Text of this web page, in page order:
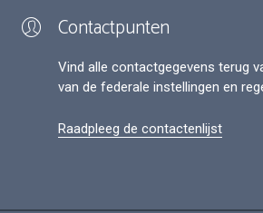
Contactpunten
Vind alle contactgegevens terug
van de federale instellingen en
Raadpleeg de contactenlijst